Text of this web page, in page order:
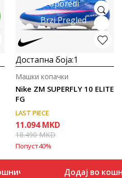
Uporedi
Brzi Pregled
Достапна боја:1
Nike ZM SUPERFLY 10 ELITE
FG
Машки копачки
LAST PIECE
11.094 MKD
18.490MKD
Попуст40%
Додај во